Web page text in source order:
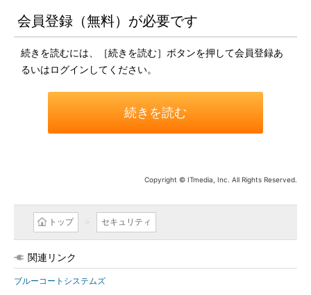
会員登録（無料）が必要です
続きを読むには、［続きを読む］ボタンを押して会員登録あ
るいはログインしてください。
続きを読む
Copyright © ITmedia, Inc. All Rights Reserved.
トップ セキュリティ
関連リンク
ブルーコートシステムズ